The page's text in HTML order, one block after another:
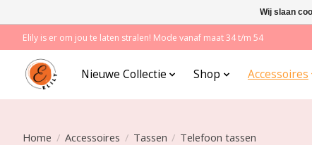
Elily is er om jou te laten stralen! Mode vanaf maat 34 t/m 54
Nieuwe Collectie Shop Accessoires
Home / Accessoires / Tassen / Telefoon tassen
Wij slaan